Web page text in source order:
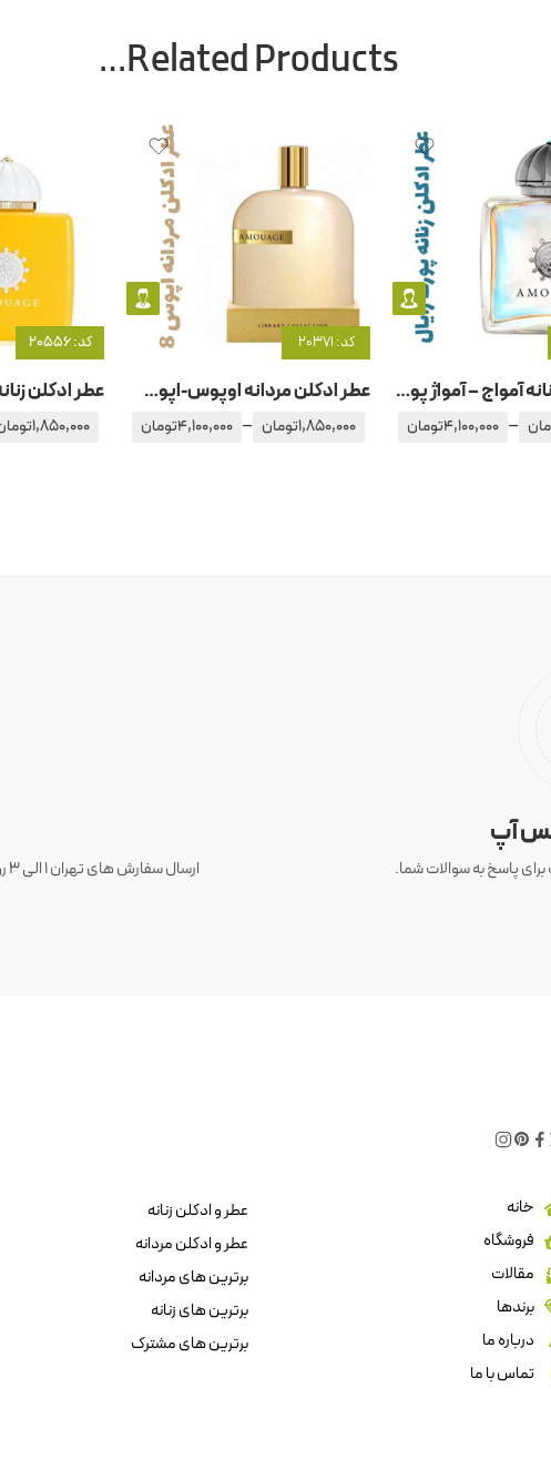
Related Products…
عطر ادکلن زنانه آمواج – آمواژ پورترایال زنانه
–
4,100,000تومان
کد: 20371
عطر ادکلن مردانه اوپوس-اپوس 8 آمواج – آمواژ اوپوس
1,850,000تومان –
4,100,000تومان
کد: 20556
1,850,000
آپ
پاسخ به سوالات شما.
خانه
فروشگاه
مقالات
برندها
درباره ما
تماس با ما
عطر و ادکلن زنانه
عطر و ادکلن مردانه
برترین های مردانه
برترین های زنانه
برترین های مشترک